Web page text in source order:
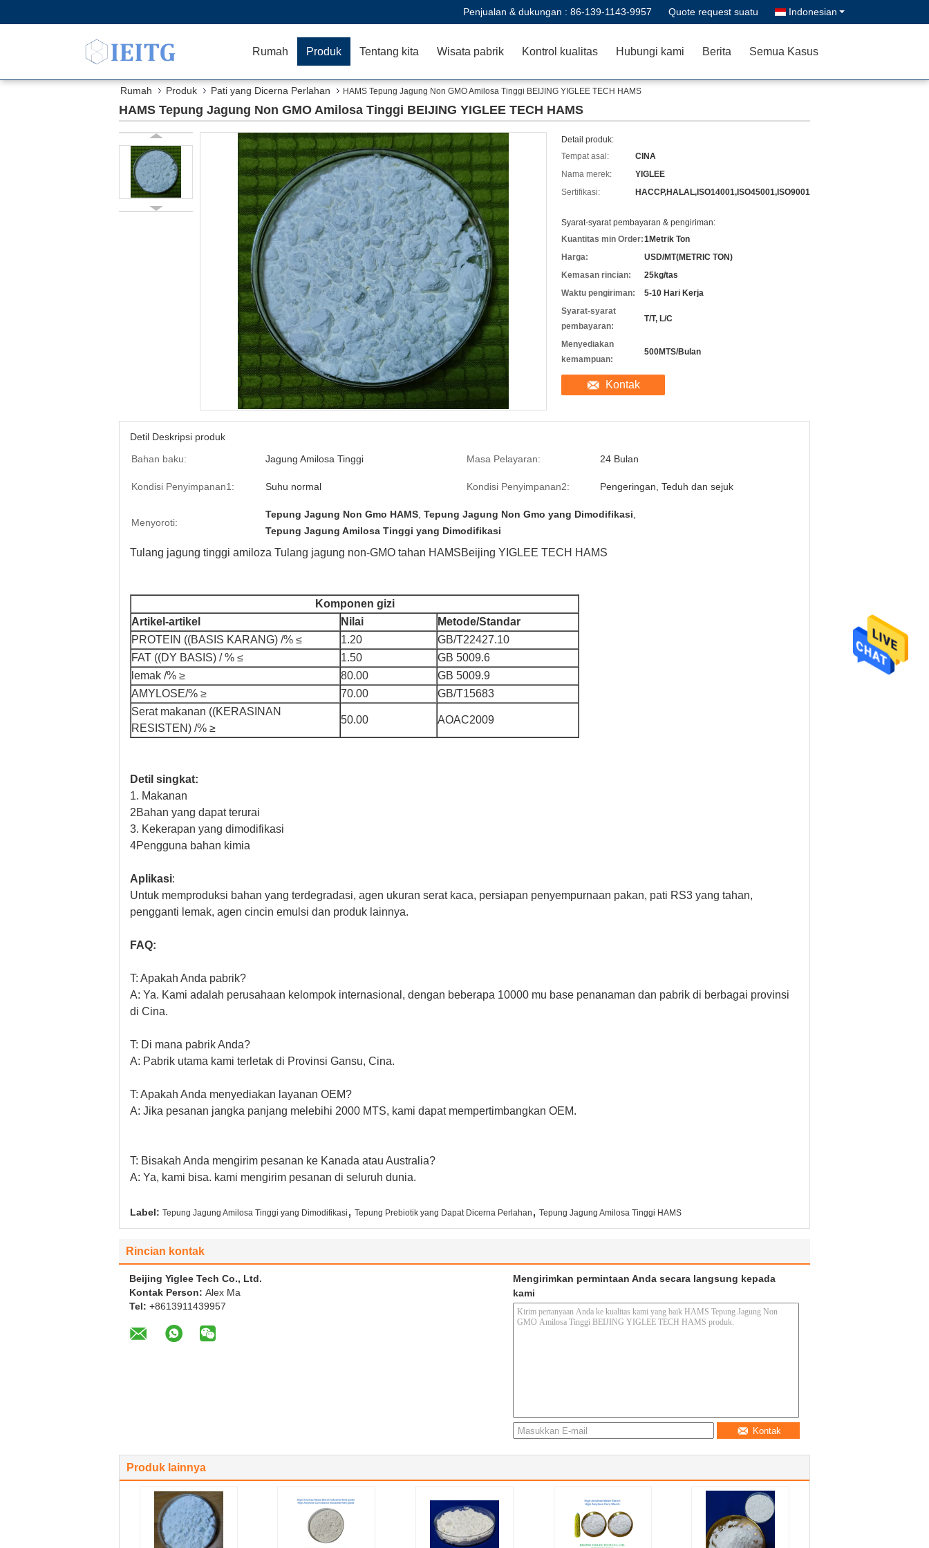
Penjualan & dukungan : 86-139-1143-9957 Quote request suatu Indonesian
Rumah Produk Tentang kita Wisata pabrik Kontrol kualitas Hubungi kami Berita Semua Kasus
Rumah Produk Pati yang Dicerna Perlahan HAMS Tepung Jagung Non GMO Amilosa Tinggi BEIJING YIGLEE TECH HAMS
HAMS Tepung Jagung Non GMO Amilosa Tinggi BEIJING YIGLEE TECH HAMS
Detail produk:
Tempat asal:
CINA
Nama merek:
YIGLEE
Sertifikasi:
HACCP,HALAL,ISO14001,ISO45001,ISO9001
Syarat-syarat pembayaran & pengiriman:
Kuantitas min Order:1Metrik Ton
Harga:
USD/MT(METRIC TON)
Kemasan rincian:
25kg/tas
Waktu pengiriman:
5-10 Hari Kerja
Syarat-syarat
pembayaran:
T/T, L/C
Menyediakan
kemampuan:
500MTS/Bulan
Kontak
Detil Deskripsi produk
Bahan baku:
Jagung Amilosa Tinggi Masa Pelayaran: 24 Bulan
Kondisi Penyimpanan1: Suhu normal Kondisi Penyimpanan2: Pengeringan, Teduh dan sejuk
Menyoroti:
Tepung Jagung Non Gmo HAMS Tepung Jagung Non Gmo yang Dimodifikasi
Tepung Jagung Amilosa Tinggi yang Dimodifikasi
Tulang jagung tinggi amiloza Tulang jagung non-GMO tahan HAMSBeijing YIGLEE TECH HAMS
Komponen gizi
Artikel-artikel
Nilai
Metode/Standar
PROTEIN ((BASIS KARANG) /% ≤
1.20
GB/T22427.10
FAT ((DY BASIS) / % ≤
1.50
GB 5009.6
lemak /% ≥
80.00
GB 5009.9
AMYLOSE/% ≥
70.00
GB/T15683
Serat makanan ((KERASINAN
RESISTEN) /% ≥
50.00 AOAC2009
Detil singkat:
1. Makanan
2Bahan yang dapat terurai
3. Kekerapan yang dimodifikasi
4Pengguna bahan kimia
Aplikasi:
Untuk memproduksi bahan yang terdegradasi, agen ukuran serat kaca, persiapan penyempurnaan pakan, pati RS3 yang tahan,
pengganti lemak, agen cincin emulsi dan produk lainnya.
FAQ:
T: Apakah Anda pabrik?
A: Ya. Kami adalah perusahaan kelompok internasional, dengan beberapa 10000 mu base penanaman dan pabrik di berbagai provinsi
di Cina.
T: Di mana pabrik Anda?
A: Pabrik utama kami terletak di Provinsi Gansu, Cina.
T: Apakah Anda menyediakan layanan OEM?
A: Jika pesanan jangka panjang melebihi 2000 MTS, kami dapat mempertimbangkan OEM.
T: Bisakah Anda mengirim pesanan ke Kanada atau Australia?
A: Ya, kami bisa. kami mengirim pesanan di seluruh dunia.
Label: Tepung Jagung Amilosa Tinggi yang Dimodifikasi , Tepung Prebiotik yang Dapat Dicerna Perlahan , Tepung Jagung Amilosa Tinggi HAMS
Rincian kontak
Beijing Yiglee Tech Co., Ltd.
Kontak Person: Alex Ma
Tel: +8613911439957
Mengirimkan permintaan Anda secara langsung kepada
kami
Kontak
Produk lainnya